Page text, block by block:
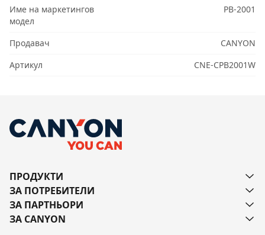
Име на маркетингов
модел
PB-2001
Продавач
CANYON
Артикул
CNE-CPB2001W
ПРОДУКТИ
ЗА ПОТРЕБИТЕЛИ
ЗА ПАРТНЬОРИ
ЗА CANYON